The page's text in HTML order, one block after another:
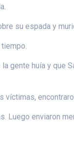
su espada y
gente huía y que
Luego enviaron